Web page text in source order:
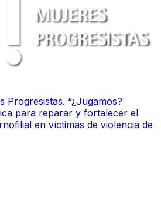
Progresistas. “¿Jugamos?
para reparar y fortalecer el
en víctimas de violencia de